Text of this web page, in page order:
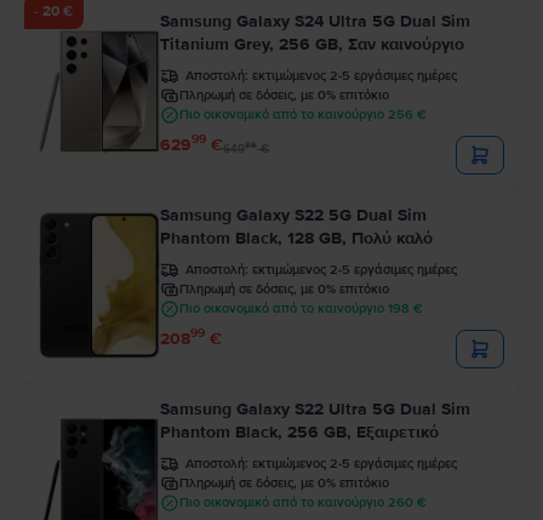
- 20 €
Samsung Galaxy S24 Ultra 5G Dual Sim
Titanium Grey, 256 GB, Σαν καινούργιο
Αποστολή: εκτιμώμενος 2-5 εργάσιμες ημέρες
Πληρωμή σε δόσεις, με 0% επιτόκιο
Πιο οικονομικό από το καινούργιο 256 €
62999 €64999€
Samsung Galaxy S22 5G Dual Sim
Phantom Black, 128 GB, Πολύ καλό
Αποστολή: εκτιμώμενος 2-5 εργάσιμες ημέρες
Πληρωμή σε δόσεις, με 0% επιτόκιο
Πιο οικονομικό από το καινούργιο 198 €
20899 €
Samsung Galaxy S22 Ultra 5G Dual Sim
Phantom Black, 256 GB, Εξαιρετικό
Αποστολή: εκτιμώμενος 2-5 εργάσιμες ημέρες
Πληρωμή σε δόσεις, με 0% επιτόκιο
Πιο οικονομικό από το καινούργιο 260 €